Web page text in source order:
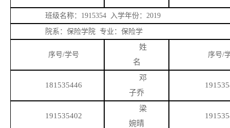
班级名称： 1915354 入学年份：2019
院系：保险学院 专业：保险学
序号/学号
姓
名
序号/
181535446
邓
子乔
191535402
梁
婉晴